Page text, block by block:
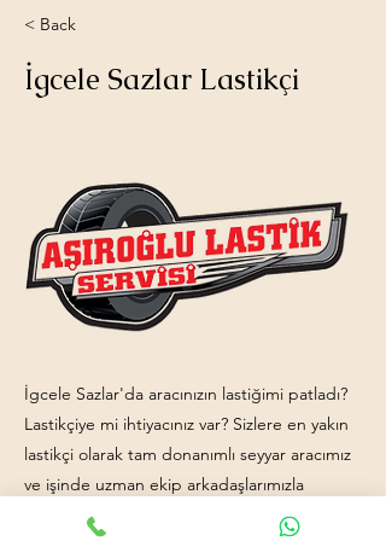
< Back
İgcele Sazlar Lastikçi
İgcele Sazlar'da aracınızın lastiğimi patladı?
Lastikçiye mi ihtiyacınız var? Sizlere en yakın
lastikçi olarak tam donanımlı seyyar aracımız
ve işinde uzman ekip arkadaşlarımızla
hizmetinizdeyiz. İletişim:
0531 810 0570